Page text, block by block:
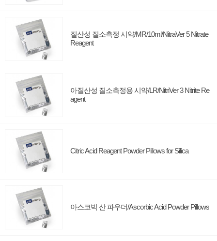
질산성 질소측정 시약/MR/10ml/NitraVer 5 Nitrate
Reagent
아질산성 질소측정용 시약/LR/NitriVer 3 Nitrite Re
agent
Citric Acid Reagent Powder Pillows for Silica
아스코빅 산 파우더/Ascorbic Acid Powder Pillows